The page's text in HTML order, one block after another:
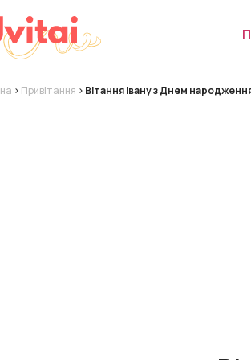
> Привітання > Вітання Івану з Днем